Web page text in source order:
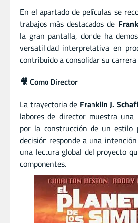
En el apartado de películas se
trabajos más destacados de
la gran pantalla, donde ha
versatilidad interpretativa en
contribuido a consolidar su
🎥 Como Director
La trayectoria de Franklin J.
labores de director muestra una
por la construcción de un estilo
decisión responde a una
una lectura global del proyecto
componentes.